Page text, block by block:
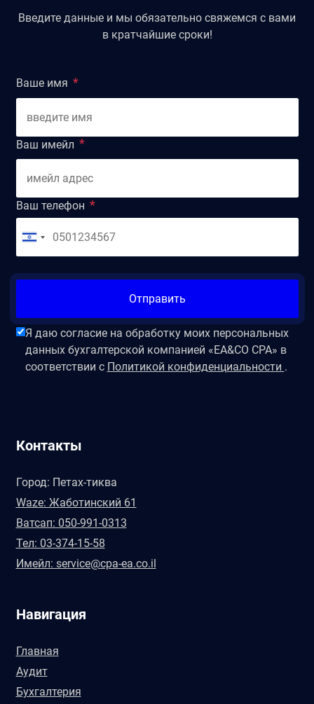
Введите данные и мы обязательно свяжемся с вами
в кратчайшие сроки!
Ваше имя
Ваш имейл
Ваш телефон
Отправить
Я даю согласие на обработку моих персональных
данных бухгалтерской компанией «EA&CO CPA» в
соответствии с Политикой конфиденциальности .
Контакты
Город: Петах-тиква
Waze: Жаботинский 61
Ватсап: 050-991-0313
Тел: 03-374-15-58
Имейл: service@cpa-ea.co.il
Навигация
Главная
Аудит
Бухгалтерия